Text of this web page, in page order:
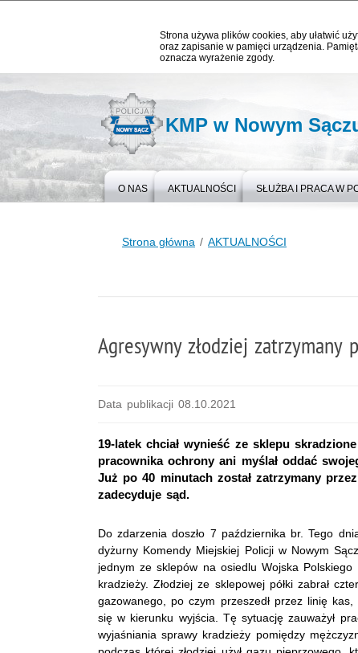
Strona używa plików cookies, aby ułatwić
oraz zapisanie w pamięci urządzenia.
oznacza wyrażenie zgody.
KMP w Nowym
O NAS AKTUALNOŚCI SŁUŻBA I PRACA W
Strona główna AKTUALNOŚCI
Agresywny złodziej zatrzymany
Data publikacji 08.10.2021
19-latek chciał wynieść ze sklepu
pracownika ochrony ani myślał oddać
Już po 40 minutach został zatrzymany
zadecyduje sąd.
Do zdarzenia doszło 7 października br. Tego
dyżurny Komendy Miejskiej Policji w Nowym
jednym ze sklepów na osiedlu Wojska Polskiego
kradzieży. Złodziej ze sklepowej półki zabrał
gazowanego, po czym przeszedł przez linię
się w kierunku wyjścia. Tę sytuację zauważył
wyjaśniania sprawy kradzieży pomiędzy